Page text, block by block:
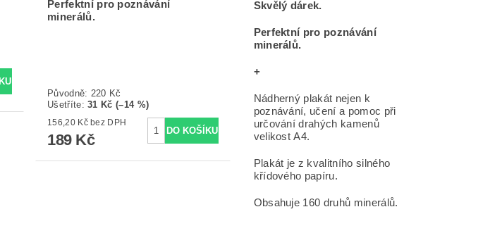
Perfektní pro poznávání
minerálů.
Původně: 220 Kč
Ušetříte:31 Kč (–14 %)
156,20 Kč bez DPH
189 Kč
Skvělý dárek.
Perfektní pro poznávání
minerálů.
+
Nádherný plakát nejen k
poznávání, učení a pomoc při
určování drahých kamenů
velikost A4.
Plakát je z kvalitního silného
křídového papíru.
Obsahuje 160 druhů minerálů.